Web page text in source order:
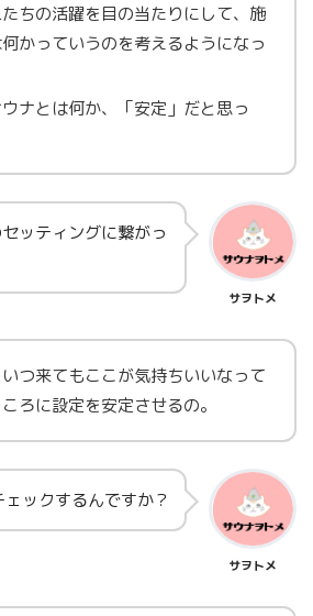
ちの活躍を目の当たりにして、施
かっていうのを考えるようになっ
ナとは何か、「安定」だと思っ
ッティングに繋がっ
サヲトメ
つ来てもここが気持ちいいなって
ろに設定を安定させるの。
ックするんですか？
サヲトメ